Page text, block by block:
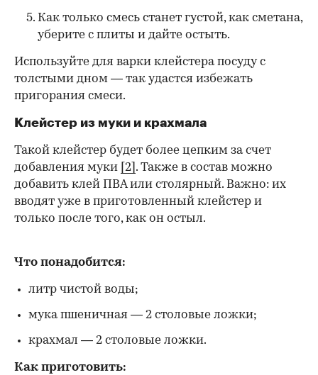
Как только смесь станет густой, как сметана,
уберите с плиты и дайте остыть.
Используйте для варки клейстера посуду с
толстыми дном — так удастся избежать
пригорания смеси.
Клейстер из муки и крахмала
Такой клейстер будет более цепким за счет
добавления муки [2] . Также в состав можно
добавить клей ПВА или столярный. Важно: их
вводят уже в приготовленный клейстер и
только после того, как он остыл.
Что понадобится:
литр чистой воды;
мука пшеничная — 2 столовые ложки;
крахмал — 2 столовые ложки.
Как приготовить: